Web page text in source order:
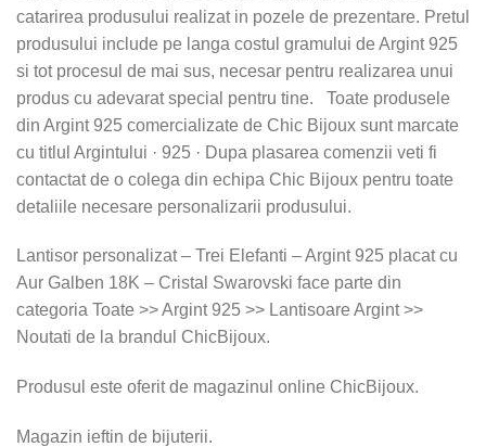
catarirea produsului realizat in pozele de prezentare. Pretul
produsului include pe langa costul gramului de Argint 925
si tot procesul de mai sus, necesar pentru realizarea unui
produs cu adevarat special pentru tine. Toate produsele
din Argint 925 comercializate de Chic Bijoux sunt marcate
cu titlul Argintului · 925 · Dupa plasarea comenzii veti fi
contactat de o colega din echipa Chic Bijoux pentru toate
detaliile necesare personalizarii produsului.
Lantisor personalizat – Trei Elefanti – Argint 925 placat cu
Aur Galben 18K – Cristal Swarovski face parte din
categoria Toate >> Argint 925 >> Lantisoare Argint >>
Noutati de la brandul ChicBijoux.
Produsul este oferit de magazinul online ChicBijoux.
Magazin ieftin de bijuterii.